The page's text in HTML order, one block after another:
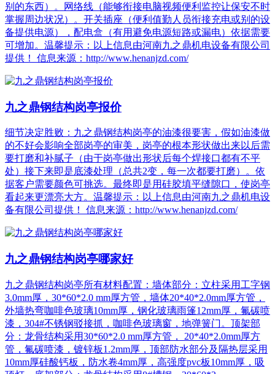
别的东西）。网络线（能够衔接电脑视频便利监控让保安不时
掌握周边状况）。开关插座（便利值勤人员衔接充电或别的设
备提供电源），配电盒（有用避免电源短路或漏电）依据需要
可增加。温馨提示：以上信息由河南九之鼎机电设备有限公司
提供！ 信息来源：http://www.henanjzd.com/
九之鼎钢结构岗亭报价
细节决定胜败：九之鼎钢结构岗亭的油漆很要害，假如油漆做
的不好会影响全部岗亭的审美，岗亭的根本形状做出来以后需
要打磨和补腻子（由于岗亭做出形状后每个焊接口都有不平
处）接下来即是底漆处理（总共2变，每一次都要打磨）。依
据客户需要颜色可挑选。最终即是用硅胶填平缝隙口，使岗亭
看起来更漂亮大方。温馨提示：以上信息由河南九之鼎机电设
备有限公司提供！ 信息来源：http://www.henanjzd.com/
九之鼎钢结构岗亭哪家好
九之鼎钢结构岗亭所有材料配置：墙体部分：立柱采用工字钢
3.0mm厚，30*60*2.0 mm厚方管，墙体20*40*2.0mm厚方管，
外墙热弯咖啡色玻璃10mm厚，钢化玻璃雨篷12mm厚，氟碳喷
漆，304#不锈钢驳接抓，咖啡色玻璃窗，地弹簧门。顶架部
分：龙骨结构采用30*60*2.0 mm厚方管， 20*40*2.0mm厚方
管，氟碳喷漆，镀锌板1.2mm厚，顶部防水部分及隔热层采用
10mm厚硅酸钙板，防水卷4mm厚，高强度pvc板10mm厚，吸